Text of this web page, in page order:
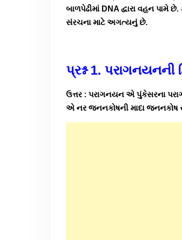
બાળપેઢીમાં DNA દ્વારા વહન પામે
સંરચના માટે અગત્યનું છે.
પ્રશ્ન 1. પરાગનયનની
ઉત્તર : પરાગનયન એ પુંકેસરના
એ નર જનનકોષની માદા જનનકોષ